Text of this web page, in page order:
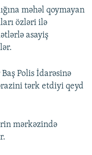
məhəl qoymayan
özləri ilə
asayiş
Polis İdarəsinə
tərk etdiyi qeyd
mərkəzində